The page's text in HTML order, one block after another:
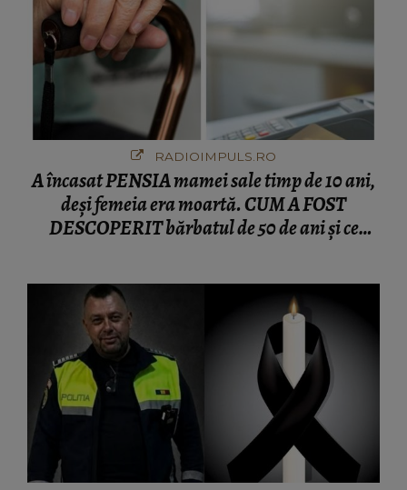
RADIOIMPULS.RO
A încasat PENSIA mamei sale timp de 10 ani,
deși femeia era moartă. CUM A FOST
DESCOPERIT bărbatul de 50 de ani și ce